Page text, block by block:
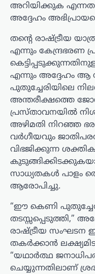
അറിയിക്കുക
അദ്ദേഹം
തന്റെ രാഷ്ട്രീയ
എന്നും കേന്ദ്രഭരണ
എന്നും അദ്ദേഹം ആ
പുതുച്ചേരിയിലെ
അന്തരീക്ഷത്തെ ജോസ്
പ്രസ്താവനയിൽ
അഴിമതി നിറഞ്ഞ
വർഗീയവും
വിഭജിക്കുന്ന
സാധ്യതകൾ പാളം
ആരോപിച്ചു.
“ഈ കെണി
തടസ്സപ്പെടുത്തി,”
രാഷ്ട്രീയ
തകർക്കാൻ
“യഥാർത്ഥ
ചെയ്യുന്നതിലാണ്